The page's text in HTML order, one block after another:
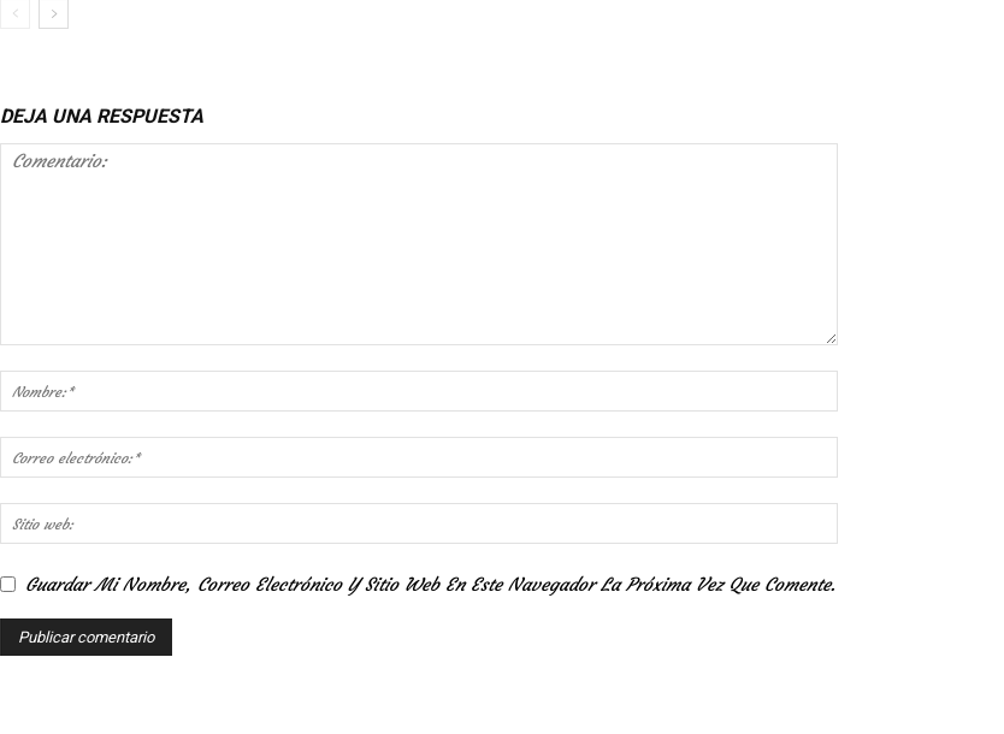
DEJA UNA RESPUESTA
Guardar Mi Nombre, Correo Electrónico Y Sitio Web En Este Navegador La Próxima Vez Que Comente.